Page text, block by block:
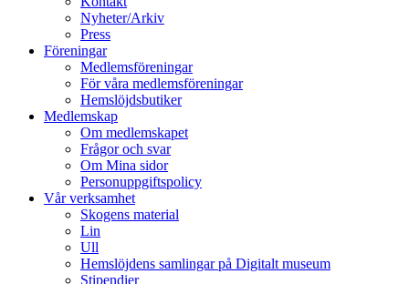
Nyheter/Arkiv
Press
Föreningar
Medlemsföreningar
För våra medlemsföreningar
Hemslöjdsbutiker
Medlemskap
Om medlemskapet
Frågor och svar
Om Mina sidor
Personuppgiftspolicy
Vår verksamhet
Skogens material
Lin
Ull
Hemslöjdens samlingar på Digitalt museum
Stipendier